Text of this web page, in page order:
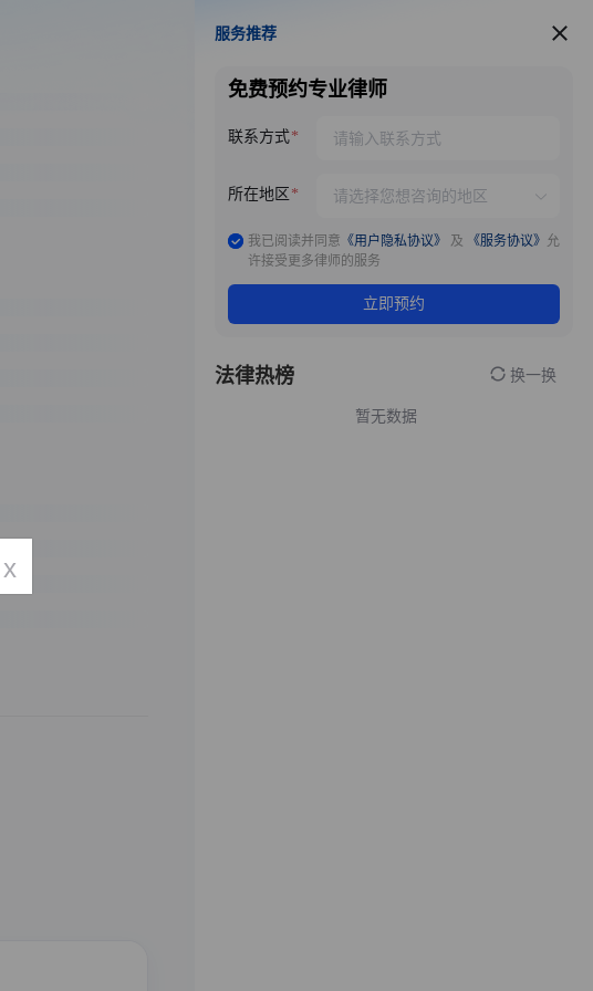
服务推荐
服务推荐
免费预约专业律师
联系方式
所在地区
我已阅读并同意 《用户隐私协议》 及 《服务协议》 允
许接受更多律师的服务
立即预约
法律热榜 换一换
暂无数据
x